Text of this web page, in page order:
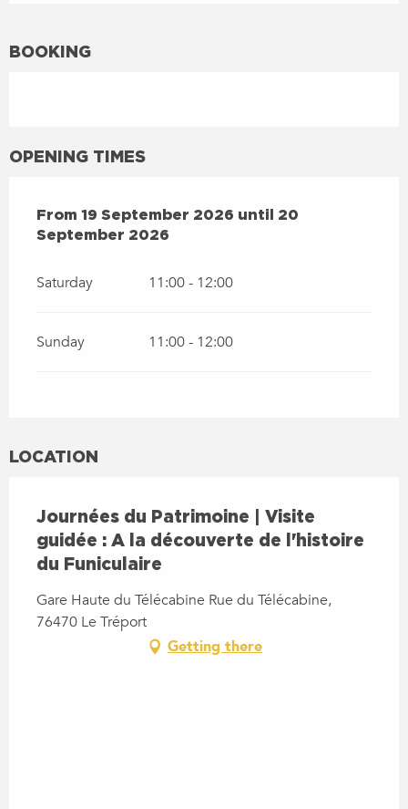
BOOKING
OPENING TIMES
FROM 19 SEPTEMBER 2026UNTIL 20 SEPTEMBER
From 19 September 2026 until
20
September 2026
Saturday 11:00 - 12:00
Sunday 11:00 - 12:00
LOCATION
Journées du Patrimoine | Visite
guidée : A la découverte de l'histoire
du Funiculaire
Gare Haute du Télécabine Rue du Télécabine,
76470 Le Tréport
Getting there